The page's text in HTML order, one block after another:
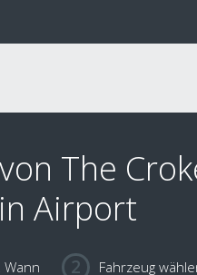
The
Airport
Wann Fahrzeug